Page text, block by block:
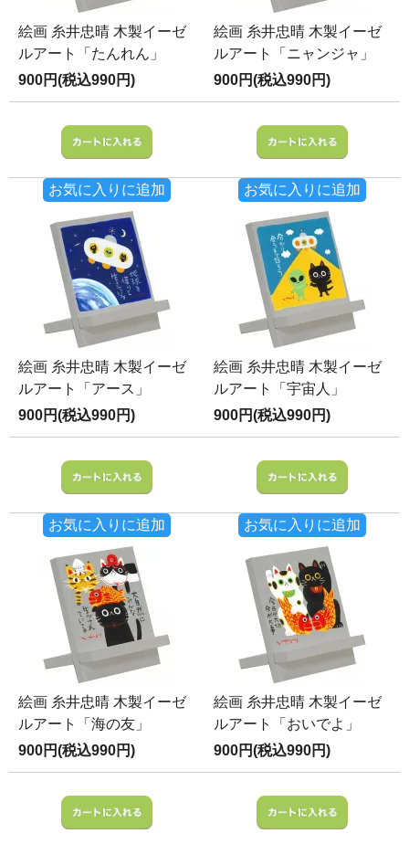
絵画 糸井忠晴 木製イーゼ
ルアート「たんれん」
900円(税込990円)
お気に入りに追加
絵画 糸井忠晴 木製イーゼ
ルアート「ニャンジャ」
900円(税込990円)
お気に入りに追加
絵画 糸井忠晴 木製イーゼ
ルアート「アース」
900円(税込990円)
お気に入りに追加
絵画 糸井忠晴 木製イーゼ
ルアート「宇宙人」
900円(税込990円)
お気に入りに追加
絵画 糸井忠晴 木製イーゼ
ルアート「海の友」
900円(税込990円)
絵画 糸井忠晴 木製イーゼ
ルアート「おいでよ」
900円(税込990円)